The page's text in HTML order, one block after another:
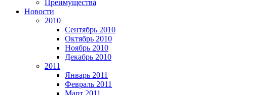
Преимущества
Новости
2010
Сентябрь 2010
Октябрь 2010
Ноябрь 2010
Декабрь 2010
2011
Январь 2011
Февраль 2011
Март 2011